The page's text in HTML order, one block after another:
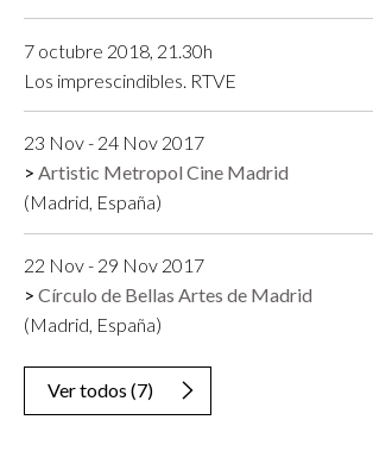
7 octubre 2018, 21.30h
Los imprescindibles. RTVE
23 Nov - 24 Nov 2017
Artistic Metropol Cine Madrid
(Madrid, España)
22 Nov - 29 Nov 2017
Círculo de Bellas Artes de Madrid
(Madrid, España)
Ver todos (7)